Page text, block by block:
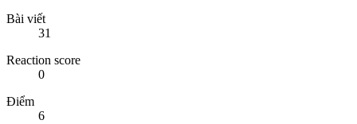
Bài viết
31
Reaction score
0
Điểm
6